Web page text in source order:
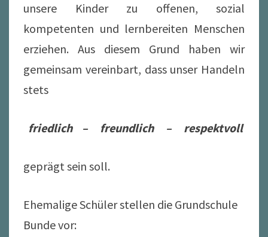
unsere Kinder zu offenen, sozial
kompetenten und lernbereiten Menschen
erziehen. Aus diesem Grund haben wir
gemeinsam vereinbart, dass unser Handeln
stets
friedlich – freundlich – respektvoll
geprägt sein soll.
Ehemalige Schüler stellen die Grundschule
Bunde vor: